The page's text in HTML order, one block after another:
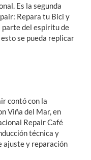
Es la segunda
Repara tu Bici y
parte del espíritu de
se pueda replicar
contó con la
Viña del Mar, en
Repair Café
técnica y
ajuste y reparación